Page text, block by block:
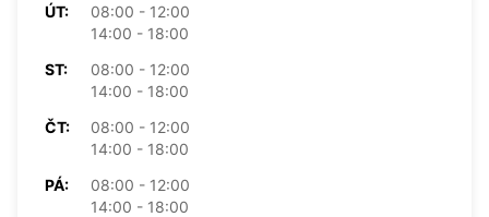
ÚT:
08:00 - 12:00
14:00 - 18:00
ST:
08:00 - 12:00
14:00 - 18:00
ČT:
08:00 - 12:00
14:00 - 18:00
PÁ:
08:00 - 12:00
14:00 - 18:00